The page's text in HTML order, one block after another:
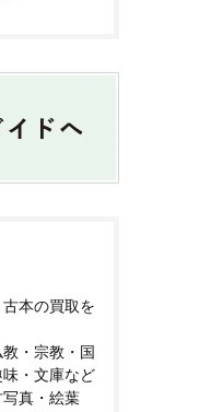
本の買取を
・宗教・国
・文庫など
真・絵葉